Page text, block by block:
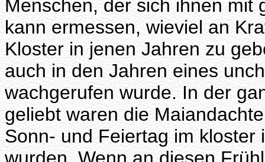
Menschen, der sich ihnen mit
kann ermessen, wieviel an
Kloster in jenen Jahren zu
auch in den Jahren eines
wachgerufen wurde. In der
geliebt waren die
Sonn- und Feiertag im